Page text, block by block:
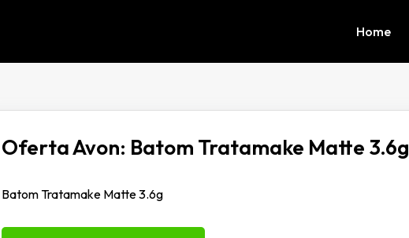
Home
Oferta Avon: Batom Tratamake Matte 3.6g
Batom Tratamake Matte 3.6g